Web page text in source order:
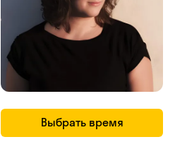
Выбрать время